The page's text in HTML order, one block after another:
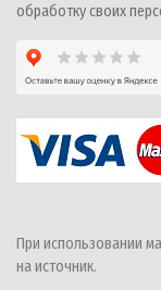
обработку своих
При использовании
на источник.